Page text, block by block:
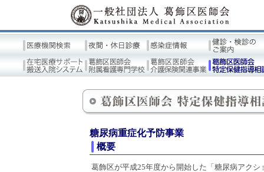
糖尿病重症化予防事業
概要
葛飾区が平成25年度から開始した「糖尿病アク